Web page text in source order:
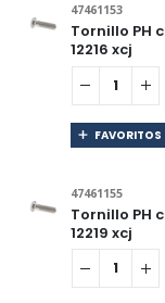
47461153
Tornillo PH
12216 xcj
FAVORITOS
47461155
Tornillo PH
12219 xcj